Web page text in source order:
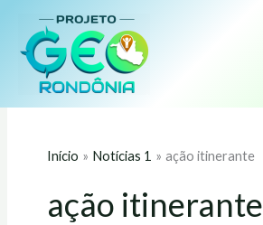
conteúdo
Início Notícias 1 ação itinerante
ação itinerante